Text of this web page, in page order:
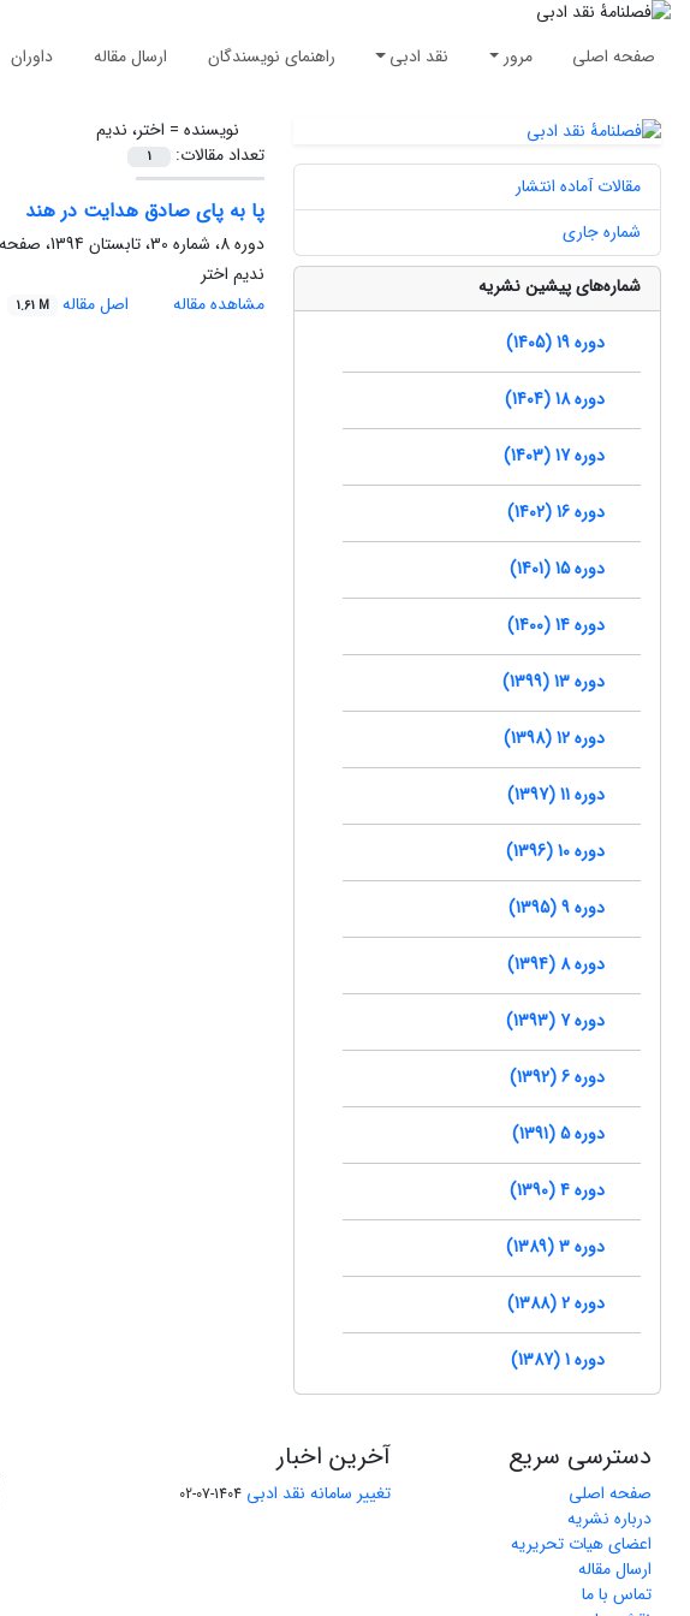
صفحه اصلی مرور نقد ادبی راهنمای نویسندگان ارسال مقاله داوران
نویسنده = اختر، ندیم
تعداد مقالات:
1
پا به پای صادق هدایت در هند
دوره 8، شماره 30، تابستان 1394، صفحه
ندیم اختر
مشاهده مقاله
اصل مقاله 1.61 M
مقالات آماده انتشار
شماره جاری
شماره‌های پیشین نشریه
دوره 19 (1405)
دوره 18 (1404)
دوره 17 (1403)
دوره 16 (1402)
دوره 15 (1401)
دوره 14 (1400)
دوره 13 (1399)
دوره 12 (1398)
دوره 11 (1397)
دوره 10 (1396)
دوره 9 (1395)
دوره 8 (1394)
دوره 7 (1393)
دوره 6 (1392)
دوره 5 (1391)
دوره 4 (1390)
دوره 3 (1389)
دوره 2 (1388)
دوره 1 (1387)
دسترسی سریع
صفحه اصلی
درباره نشریه
اعضای هیات تحریریه
ارسال مقاله
تماس با ما
آخرین اخبار
تغییر سامانه نقد ادبی 1404-07-02